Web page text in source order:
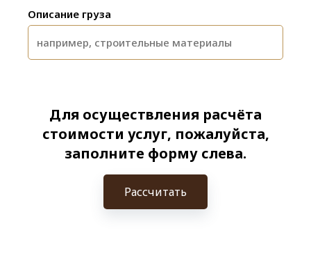
Описание груза
Для осуществления расчёта
стоимости услуг, пожалуйста,
заполните форму слева.
Рассчитать